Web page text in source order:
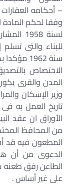
– أحكامه
لسنة
سنة
الاختصاص
المدن والقرى
الأوراق ان عقد
من المحافظ
المطعون فيه قد
الطاعن رفق طعنه
على غير أساس .